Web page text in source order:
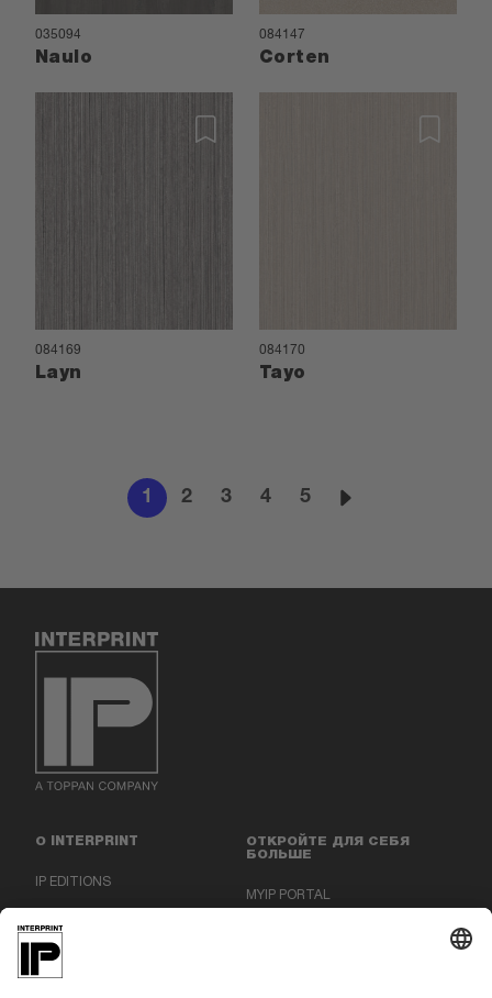
035094
Naulo
084147
Corten
084169
Layn
084170
Tayo
1 2 3 4 5
О INTERPRINT
IP EDITIONS
ДЕКОРАТИВНАЯ ПЕЧАТЬ
ПРЕСС-РЕЛИЗЫ
ОТКРОЙТЕ ДЛЯ СЕБЯ
БОЛЬШЕ
MYIP PORTAL